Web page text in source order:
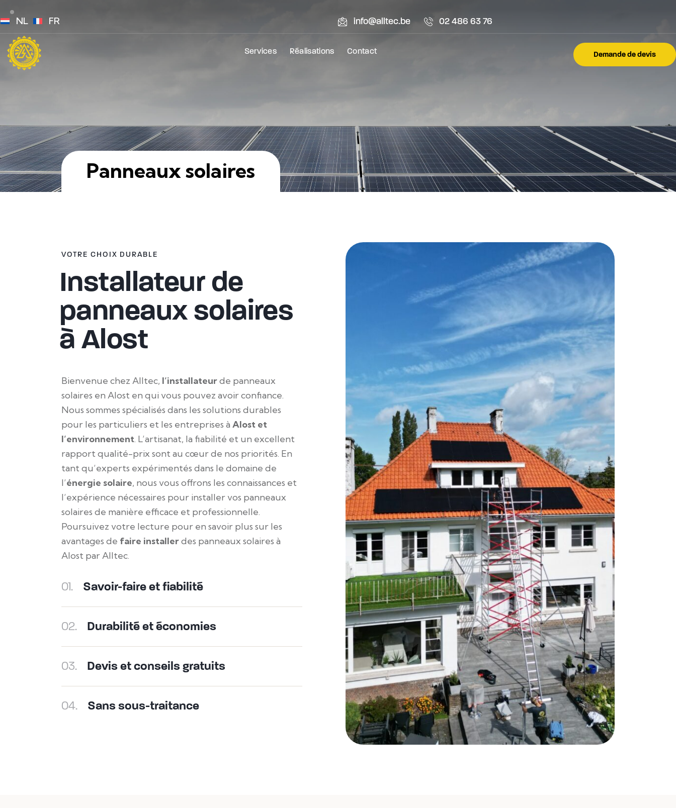
NL FR info@alltec.be 02 486 63 76
Services Réalisations Contact Demande de devis
Panneaux solaires
VOTRE CHOIX DURABLE
Installateur de
panneaux solaires
à Alost
Bienvenue chez Alltec, l’installateurde panneaux
solaires en Alost en ​​qui vous pouvez avoir confiance.
Nous sommes spécialisés dans les solutions durables
pour les particuliers et les entreprises à Alost et
l’environnement. L’artisanat, la fiabilité et un excellent
rapport qualité-prix sont au cœur de nos priorités. En
tant qu’experts expérimentés dans le domaine de
l’énergie solaire, nous vous offrons les connaissances et
l’expérience nécessaires pour installer vos panneaux
solaires de manière efficace et professionnelle.
Poursuivez votre lecture pour en savoir plus sur les
avantages de faire installerdes panneaux solaires à
Alost par Alltec.
01. Savoir-faire et fiabilité
02. Durabilité et économies
03. Devis et conseils gratuits
04. Sans sous-traitance